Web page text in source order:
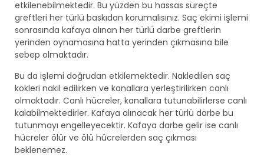
etkilenebilmektedir. Bu yüzden bu hassas süreçte
greftleri her türlü baskıdan korumalısınız. Saç ekimi işlemi
sonrasında kafaya alınan her türlü darbe greftlerin
yerinden oynamasına hatta yerinden çıkmasına bile
sebep olmaktadır.
Bu da işlemi doğrudan etkilemektedir. Nakledilen saç
kökleri nakil edilirken ve kanallara yerleştirilirken canlı
olmaktadır. Canlı hücreler, kanallara tutunabilirlerse canlı
kalabilmektedirler. Kafaya alınacak her türlü darbe bu
tutunmayı engelleyecektir. Kafaya darbe gelir ise canlı
hücreler ölür ve ölü hücrelerden saç çıkması
beklenemez.